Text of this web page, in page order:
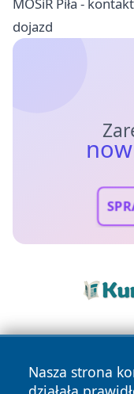
MOSiR Piła -
dojazd
Nasza strona